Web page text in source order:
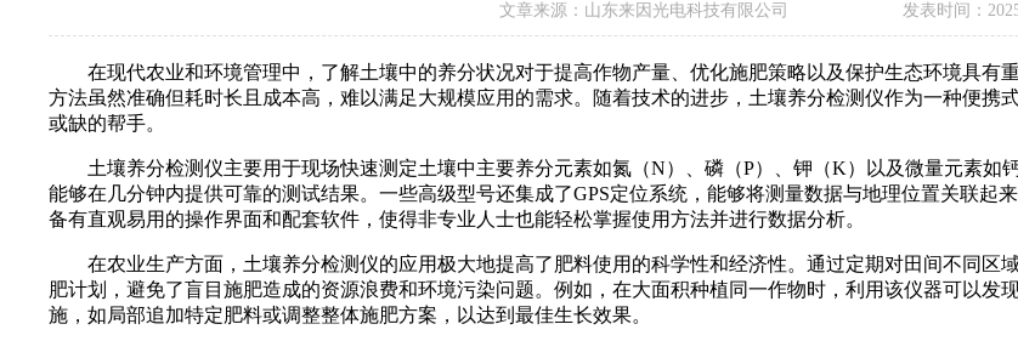
文章来源：山东来因光电科技有限公司 发表时间：
在现代农业和环境管理中，了解土壤中的养分状况对于提高作物产量、优化施肥策略以及保护生态环境具有
方法虽然准确但耗时长且成本高，难以满足大规模应用的需求。随着技术的进步，土壤养分检测仪作为一种便
或缺的帮手。
土壤养分检测仪主要用于现场快速测定土壤中主要养分元素如氮（N）、磷（P）、钾（K）以及微量元素如
能够在几分钟内提供可靠的测试结果。一些高级型号还集成了GPS定位系统，能够将测量数据与地理位置关联起
备有直观易用的操作界面和配套软件，使得非专业人士也能轻松掌握使用方法并进行数据分析。
在农业生产方面，土壤养分检测仪的应用极大地提高了肥料使用的科学性和经济性。通过定期对田间不同区
肥计划，避免了盲目施肥造成的资源浪费和环境污染问题。例如，在大面积种植同一作物时，利用该仪器可以
施，如局部追加特定肥料或调整整体施肥方案，以达到最佳生长效果。